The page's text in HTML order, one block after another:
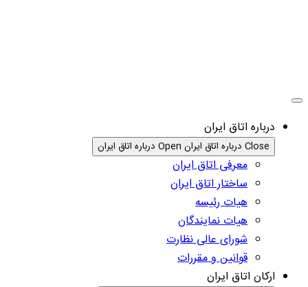
درباره اتاق ایران
Close درباره اتاق ایران Open درباره اتاق ایران
معرفی اتاق ایران
ساختار اتاق ایران
هیات رئیسه
هیات نمایندگان
شورای عالی نظارت
قوانین و مقررات
ارکان اتاق ایران